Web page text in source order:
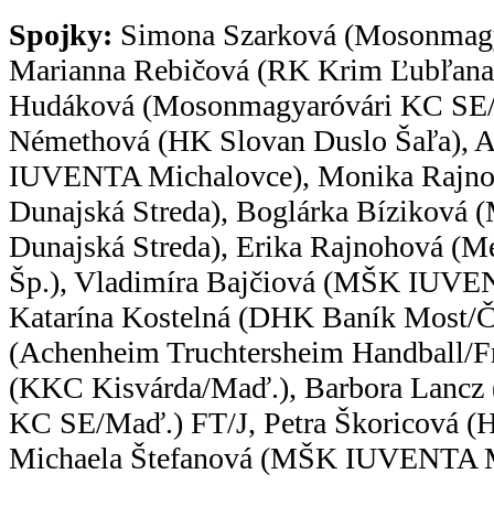
Spojky: Simona Szarková
Marianna Rebičová (RK Krim
Hudáková (Mosonmagyaróvári KC
Némethová (HK Slovan Duslo Šaľa),
IUVENTA Michalovce), Monika
Dunajská Streda), Boglárka Bíziková
Dunajská Streda), Erika Rajnohová
Šp.), Vladimíra Bajčiová (MŠK
Katarína Kostelná (DHK Baník Most/
(Achenheim Truchtersheim Handball/
(KKC Kisvárda/Maď.), Barbora Lancz
KC SE/Maď.) FT/J, Petra Škoricová
Michaela Štefanová (MŠK IUVENTA